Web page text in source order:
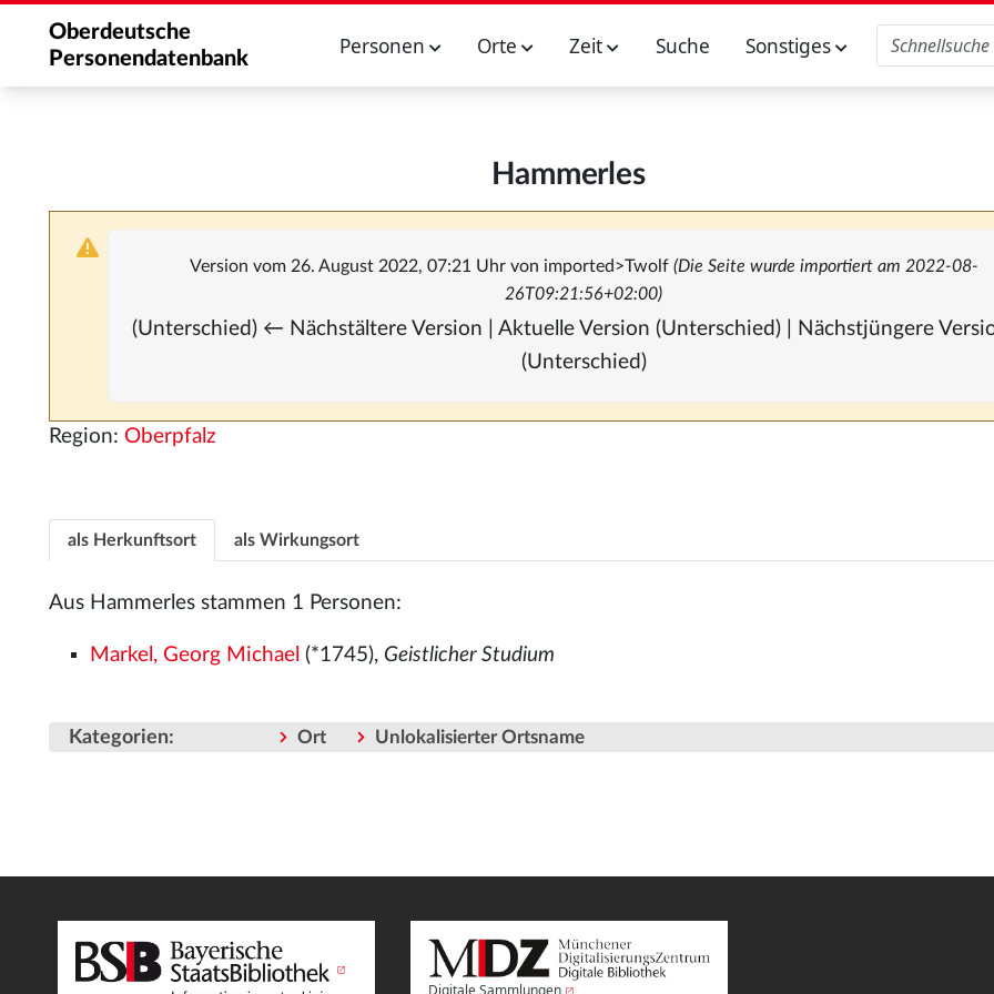
Oberdeutsche
Personendatenbank
Personen Orte Zeit Suche Sonstiges
Hammerles
Version vom 26. August 2022, 07:21 Uhr von imported>Twolf (Die Seite wurde importiert am 2022-08-
26T09:21:56+02:00)
(Unterschied) ← Nächstältere Version | Aktuelle Version (Unterschied) | Nächstjüngere
(Unterschied)
Region: Oberpfalz
als Herkunftsort als Wirkungsort
Aus Hammerles stammen 1 Personen:
Markel, Georg Michael (*1745), Geistlicher Studium
Kategorien: Ort Unlokalisierter Ortsname